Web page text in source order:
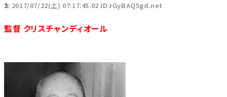
3: 2017/07/22(土) 07:17:45.02 ID:rGyBAQ5gd.net
監督 クリスチャンディオール